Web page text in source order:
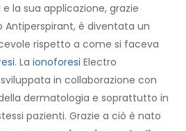
la sua applicazione, grazie
Antiperspirant, è diventata un
rispetto a come si faceva
. La ionoforesi Electro
in collaborazione con
dermatologia e soprattutto in
pazienti. Grazie a ciò è nato